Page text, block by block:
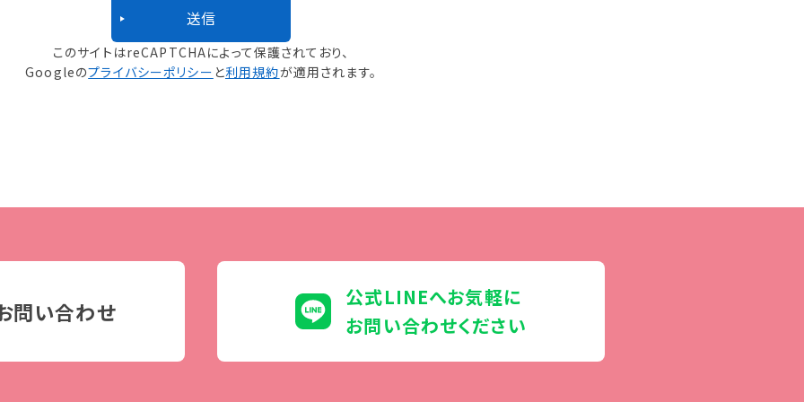
このサイトはreCAPTCHAによって保護されており、
Googleのプライバシーポリシー と利用規約が適用されます。
問い合わせ
公式LINEへお気軽に
お問い合わせください